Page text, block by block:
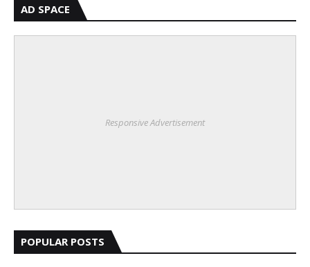
AD SPACE
Responsive Advertisement
POPULAR POSTS